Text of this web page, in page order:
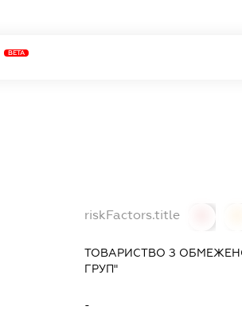
BETA
riskFactors.title
ТОВАРИСТВО З
ГРУП"
-